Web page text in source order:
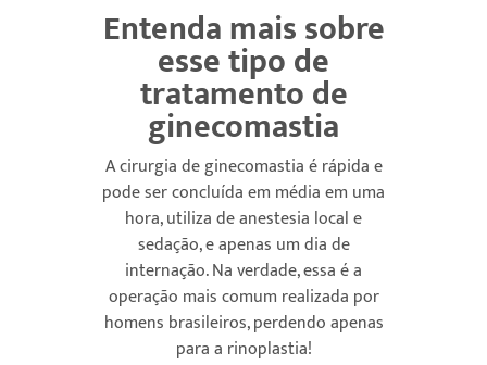
Entenda mais sobre
esse tipo de
tratamento de
ginecomastia
A cirurgia de ginecomastia é rápida e
pode ser concluída em média em uma
hora, utiliza de anestesia local e
sedação, e apenas um dia de
internação. Na verdade, essa é a
operação mais comum realizada por
homens brasileiros, perdendo apenas
para a rinoplastia!